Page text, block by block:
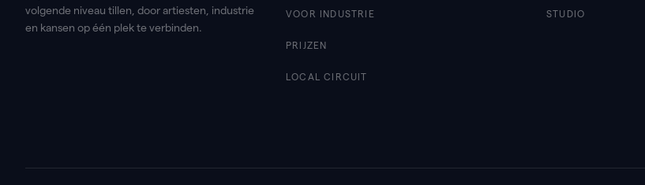
volgende niveau tillen, door artiesten, industrie
en kansen op één plek te verbinden.
VOOR INDUSTRIE
PRIJZEN
LOCAL CIRCUIT
STUDIO